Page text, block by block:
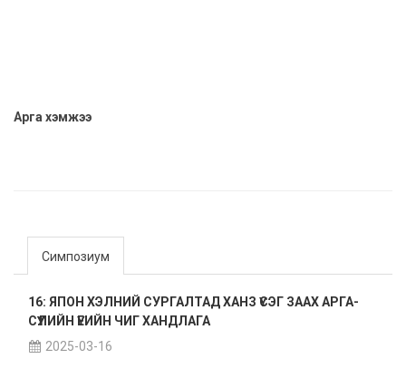
Арга хэмжээ
Симпозиум
16: ЯПОН ХЭЛНИЙ СУРГАЛТАД ХАНЗ ҮСЭГ ЗААХ АРГА-
СҮҮЛИЙН ҮЕИЙН ЧИГ ХАНДЛАГА
2025-03-16